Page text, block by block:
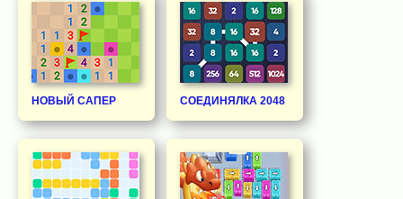
НОВЫЙ САПЕР СОЕДИНЯЛКА 2048